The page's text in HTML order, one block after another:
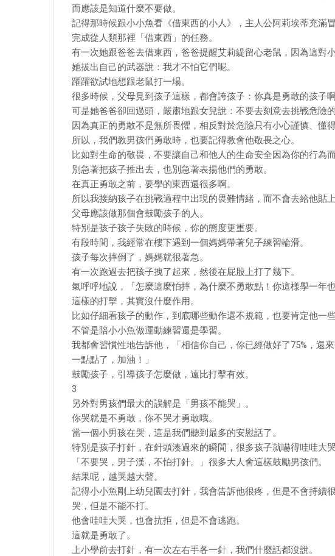
而應該是知道什麼不要做。
記得那時候跟小小魚看《借東西的小人》，主人公阿莉埃蒂充滿
完成從人類那裡「借東西」的任務。
有一次她跟爸爸去借東西，爸爸提醒艾莉緹留心老鼠，因為這對
她拔出自己的武器說：我才不怕它們呢。
躍躍欲試地想跟老鼠打一場。
很多時候，父母見到孩子這樣，都會誇孩子：你真是勇敢的孩子啊
可是她爸爸卻回過頭，嚴肅地跟女兒說：不要去刻意去挑戰危險
因為真正的勇敢不是無所畏懼，相反對於危險只有小心謹慎、懂
所以，我們教男孩們勇敢時，也要記得教會他敬畏之心。
比如對生命的敬畏，不要讓自己和他人的生命安全因為你的行為而
別急著把孩子推出去，也別急著表揚他們的勇敢。
在真正勇敢之前，要學的東西還很多啊。
所以我接納孩子在挑戰過程中出現的畏難情緒，而不會去給他貼上
父母應該做那個會鼓勵孩子的人。
特別是孩子孩子失敗的時候，你的態度更重要。
有段時間，我經常在樓下遇到一個媽媽帶著兒子練習輪滑。
孩子每次摔倒了，媽媽就很著急。
有一次跑過去把孩子拽了起來，然後在屁股上打了幾下。
氣呼呼地說，「怎麼這麼怕摔，為什麼不勇敢點！你這樣學一年也
這樣的打擊，其實沒什麼作用。
比如仔細看孩子的動作，到底哪些動作還不規範，也要肯定他一些
不管是陪小小魚做運動練習還是學習。
我都會習慣性地告訴他，「相信你自己，你已經做好了75%，還
一點點了，加油！」
鼓勵孩子，引導孩子怎麼做，遠比打擊有效。
3
另外對男孩們最大的誤解是「男孩不能哭」。
你哭就是不勇敢，你不哭才勇敢哦。
當一個小男孩在哭，這是我們聽到最多的安慰話了。
特別是孩子打針，在針頭湊過來的瞬間，很多孩子就嚇得哇哇大哭
「不要哭，男子漢，不怕打針。」很多大人會這樣鼓勵男孩們。
結果呢，越哭越大聲。
記得小小魚剛上幼兒園去打針，我會告訴他很疼，但是不會持續
哭，但是不能不打。
他會哇哇大哭，也會抗拒，但是不會逃跑。
這就是勇敢了。
上小學前去打針，有一次左右手各一針，我們什麼話都沒說。